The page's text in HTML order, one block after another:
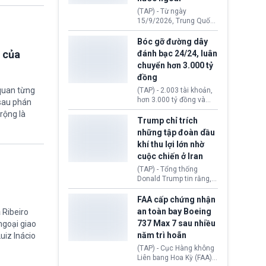
của
từng
phán
là
giao
Inácio
đến ổ dịch Salmonella
khiến ít nhất 110 người
mắc bệnh tại bang
Minnesota.
(TAP) - Từ ngày
15/9/2026, Trung Quốc
áp dụng quy định mới về
quản lý xuất nhập cảnh.
Một hành vi vi phạm giấy
tờ, xuất nhập cảnh trái
phép hay liên quan kiểm
soát công nghệ có thể
khiến công dân Trung
Quốc đối mặt lệnh cấm
xuất cảnh kéo dài tới 3
năm. Trong khi đó, người
nước ngoài sử dụng giấy
tờ giả có nguy cơ bị từ
chối nhập cảnh hoặc
cấm vào Trung Quốc tới
5 năm.
Bóc gỡ đường dây
đánh bạc 24/24, luân
chuyển hơn 3.000 tỷ
đồng
(TAP) - 2.003 tài khoản,
hơn 3.000 tỷ đồng và
một đường dây đánh
bạc xuyên quốc gia vận
hành 24/24 giờ vừa bị
Công an TP. Hải Phòng
(Việt Nam) bóc gỡ.
Trump chỉ trích
những tập đoàn dầu
khí thu lợi lớn nhờ
cuộc chiến ở Iran
(TAP) - Tổng thống
Donald Trump tin rằng, 2
tập đoàn dầu khí
ExxonMobil và Chevron
đã thu về lợi nhuận quá
lớn nhờ giá dầu tăng
mạnh suốt thời gian Hoa
Kỳ xảy ra xung đột ở
Iran. Trên cơ sở đó, lãnh
đạo Nhà Trắng kêu gọi
các doanh nghiệp cần
FAA cấp chứng nhận
an toàn bay Boeing
737 Max 7 sau nhiều
năm trì hoãn
(TAP) - Cục Hàng không
Liên bang Hoa Kỳ (FAA)